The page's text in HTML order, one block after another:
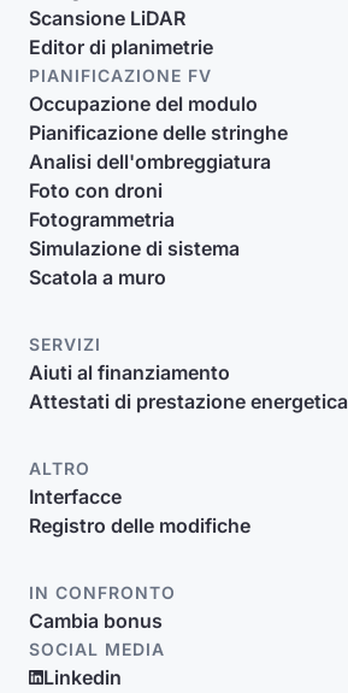
Scansione LiDAR
Editor di planimetrie
PIANIFICAZIONE FV
Occupazione del modulo
Pianificazione delle stringhe
Analisi dell'ombreggiatura
Foto con droni
Fotogrammetria
Simulazione di sistema
Scatola a muro
SERVIZI
Aiuti al finanziamento
Attestati di prestazione energetica
ALTRO
Interfacce
Registro delle modifiche
IN CONFRONTO
Cambia bonus
SOCIAL MEDIA
Linkedin